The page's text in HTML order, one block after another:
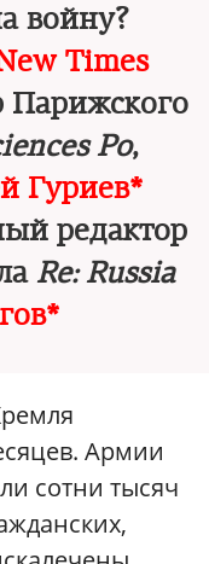
войну?
Times
Парижского
Po,
Гуриев*
редактор
Re: Russia
Армии
сотни тысяч